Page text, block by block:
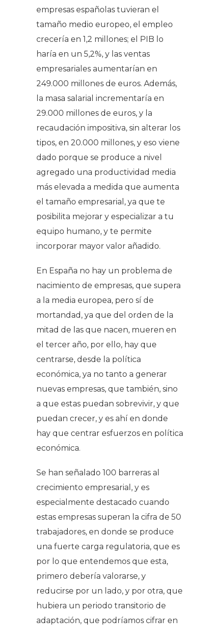
empresas españolas tuvieran el
tamaño medio europeo, el empleo
crecería en 1,2 millones; el PIB lo
haría en un 5,2%, y las ventas
empresariales aumentarían en
249.000 millones de euros. Además,
la masa salarial incrementaría en
29.000 millones de euros, y la
recaudación impositiva, sin alterar los
tipos, en 20.000 millones, y eso viene
dado porque se produce a nivel
agregado una productividad media
más elevada a medida que aumenta
el tamaño empresarial, ya que te
posibilita mejorar y especializar a tu
equipo humano, y te permite
incorporar mayor valor añadido.
En España no hay un problema de
nacimiento de empresas, que supera
a la media europea, pero sí de
mortandad, ya que del orden de la
mitad de las que nacen, mueren en
el tercer año, por ello, hay que
centrarse, desde la política
económica, ya no tanto a generar
nuevas empresas, que también, sino
a que estas puedan sobrevivir, y que
puedan crecer, y es ahí en donde
hay que centrar esfuerzos en política
económica.
Se han señalado 100 barreras al
crecimiento empresarial, y es
especialmente destacado cuando
estas empresas superan la cifra de 50
trabajadores, en donde se produce
una fuerte carga regulatoria, que es
por lo que entendemos que esta,
primero debería valorarse, y
reducirse por un lado, y por otra, que
hubiera un periodo transitorio de
adaptación, que podríamos cifrar en